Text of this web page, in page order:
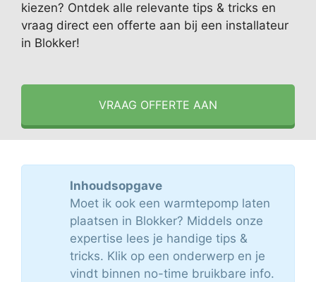
kiezen? Ontdek alle relevante tips & tricks en
vraag direct een offerte aan bij een installateur
in Blokker!
VRAAG OFFERTE AAN
Inhoudsopgave
Moet ik ook een warmtepomp laten
plaatsen in Blokker? Middels onze
expertise lees je handige tips &
tricks. Klik op een onderwerp en je
vindt binnen no-time bruikbare info.